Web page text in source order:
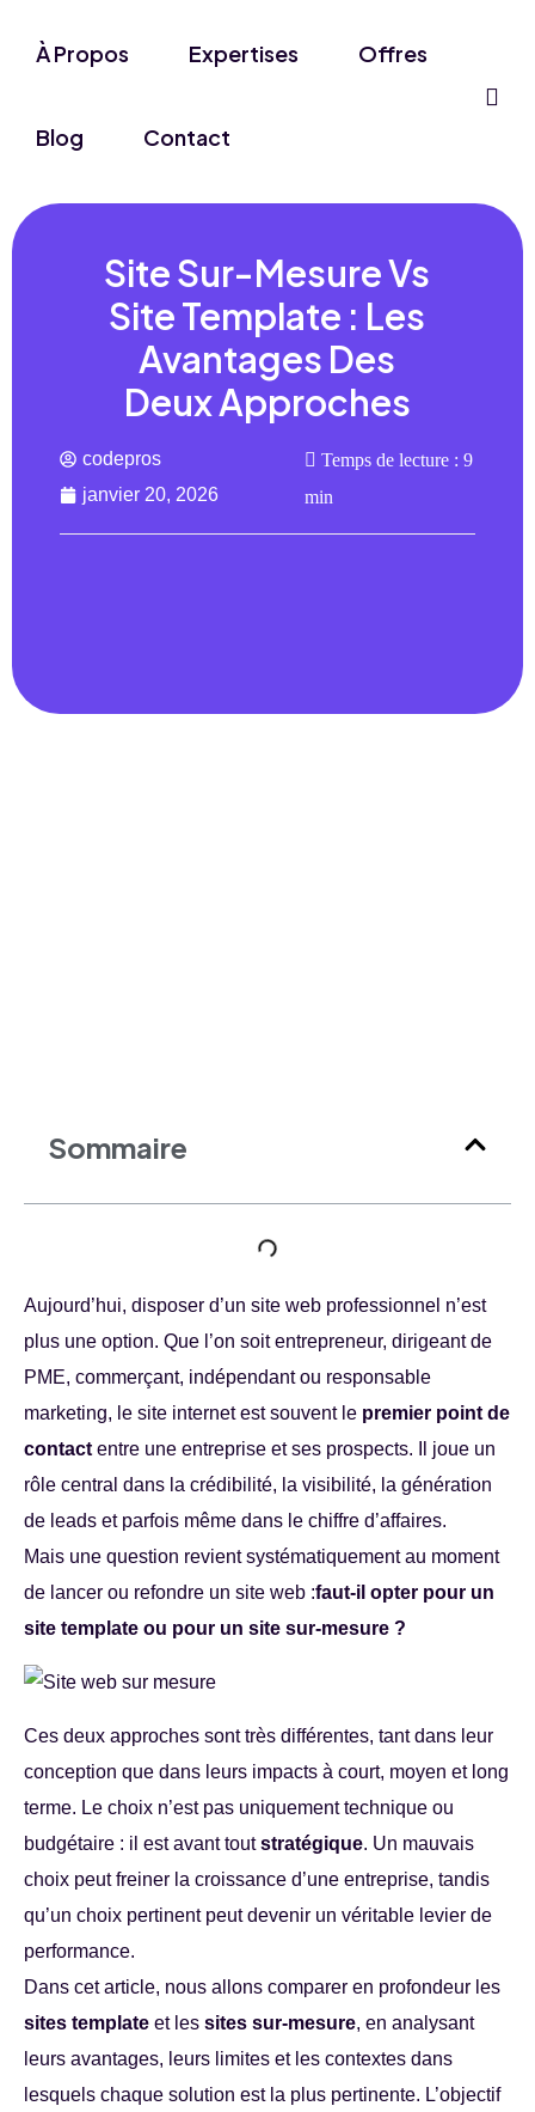
À Propos Expertises Offres
Blog Contact
Site Sur-Mesure Vs
Site Template : Les
Avantages Des
Deux Approches
codepros
janvier 20, 2026
Temps de lecture : 9
min
Sommaire
Aujourd’hui, disposer d’un site web professionnel n’est
plus une option. Que l’on soit entrepreneur, dirigeant de
PME, commerçant, indépendant ou responsable
marketing, le site internet est souvent le premier point de
contact entre une entreprise et ses prospects. Il joue un
rôle central dans la crédibilité, la visibilité, la génération
de leads et parfois même dans le chiffre d’affaires.
Mais une question revient systématiquement au moment
de lancer ou refondre un site web :faut-il opter pour un
site template ou pour un site sur-mesure ?
Ces deux approches sont très différentes, tant dans leur
conception que dans leurs impacts à court, moyen et long
terme. Le choix n’est pas uniquement technique ou
budgétaire : il est avant toutstratégique. Un mauvais
choix peut freiner la croissance d’une entreprise, tandis
qu’un choix pertinent peut devenir un véritable levier de
performance.
Dans cet article, nous allons comparer en profondeur les
sites template et les sites sur-mesure, en analysant
leurs avantages, leurs limites et les contextes dans
lesquels chaque solution est la plus pertinente. L’objectif